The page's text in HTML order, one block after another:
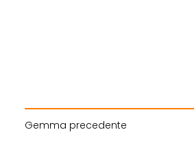
Gemma precedente